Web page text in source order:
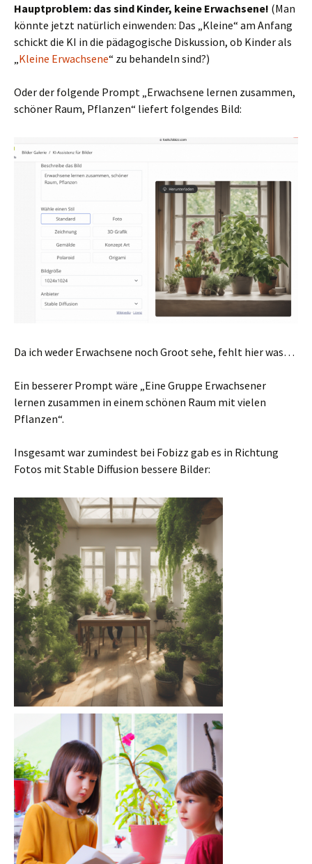
Hauptproblem: das sind Kinder, keine Erwachsene! (Man
könnte jetzt natürlich einwenden: Das „Kleine“ am Anfang
schickt die KI in die pädagogische Diskussion, ob Kinder als
Kleine Erwachsene“ zu behandeln sind?)
Oder der folgende Prompt „Erwachsene lernen zusammen,
schöner Raum, Pflanzen“ liefert folgendes Bild:
Da ich weder Erwachsene noch Groot sehe, fehlt hier was…
Ein besserer Prompt wäre „Eine Gruppe Erwachsener
lernen zusammen in einem schönen Raum mit vielen
Pflanzen“.
Insgesamt war zumindest bei Fobizz gab es in Richtung
Fotos mit Stable Diffusion bessere Bilder: